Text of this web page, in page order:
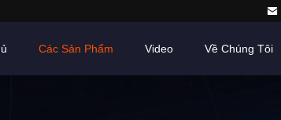
Các Sản Phẩm Video Về Chúng Tôi